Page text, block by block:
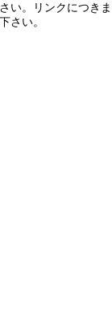
い。リンクにつき
さい。